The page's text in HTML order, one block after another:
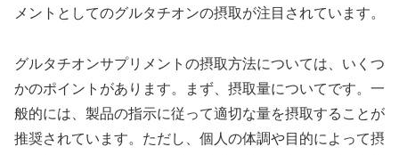
メントとしてのグルタチオンの摂取が注目されています。
グルタチオンサプリメントの摂取方法については、いくつ
かのポイントがあります。まず、摂取量についてです。一
般的には、製品の指示に従って適切な量を摂取することが
推奨されています。ただし、個人の体調や目的によって摂